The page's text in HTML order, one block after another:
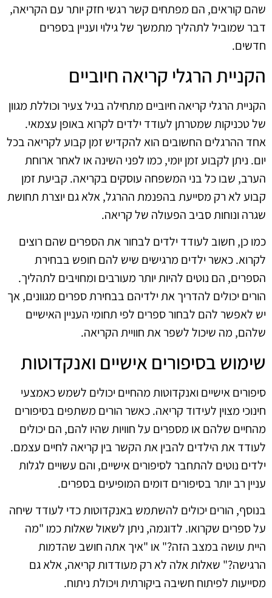
שהם קוראים, הם מפתחים קשר רגשי חזק יותר עם הקריאה,
דבר שמוביל לתהליך מתמשך של גילוי ועניין בספרים
חדשים.
הקניית הרגלי קריאה חיוביים
הקניית הרגלי קריאה חיוביים מתחילה בגיל צעיר וכוללת מגוון
של טכניקות שמטרתן לעודד ילדים לקרוא באופן עצמאי.
אחד ההרגלים החשובים הוא להקדיש זמן קבוע לקריאה בכל
יום. ניתן לקבוע זמן יומי, כמו לפני השינה או לאחר ארוחת
הערב, שבו כל בני המשפחה עוסקים בקריאה. קביעת זמן
קבוע לא רק מסייעת בהפנמת ההרגל, אלא גם יוצרת תחושת
שגרה ונוחות סביב הפעולה של קריאה.
כמו כן, חשוב לעודד ילדים לבחור את הספרים שהם רוצים
לקרוא. כאשר ילדים מרגישים שיש להם חופש בבחירת
הספרים, הם נוטים להיות יותר מעורבים ומחויבים לתהליך.
הורים יכולים להדריך את ילדיהם בבחירת ספרים מגוונים, אך
יש לאפשר להם לבחור ספרים לפי תחומי העניין האישיים
שלהם, מה שיכול לשפר את חוויית הקריאה.
שימוש בסיפורים אישיים ואנקדוטות
סיפורים אישיים ואנקדוטות מהחיים יכולים לשמש כאמצעי
חינוכי מצוין לעידוד קריאה. כאשר הורים משתפים בסיפורים
מהחיים שלהם או מספרים על חוויות שהיו להם, הם יכולים
לעודד את הילדים להבין את הקשר בין קריאה לחיים עצמם.
ילדים נוטים להתחבר לסיפורים אישיים, והם עשויים לגלות
עניין רב יותר בסיפורים דומים המופיעים בספרים.
בנוסף, הורים יכולים להשתמש באנקדוטות כדי לעודד שיחה
על ספרים שקרואו. לדוגמה, ניתן לשאול שאלות כמו "מה
היית עושה במצב הזה?" או "איך אתה חושב שהדמות
הרגישה?" שאלות אלה לא רק מעודדות קריאה, אלא גם
מסייעות לפיתוח חשיבה ביקורתית ויכולת ניתוח.